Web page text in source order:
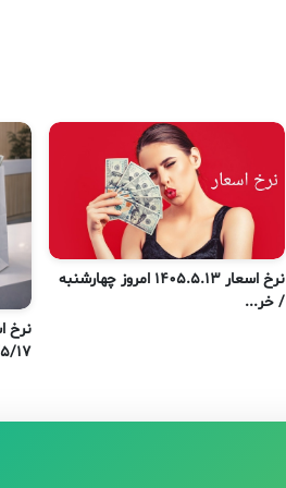
نرخ
۱۴۰۵/
نرخ اسعار 1405.5.13 امروز چهارشنبه
/ خر...